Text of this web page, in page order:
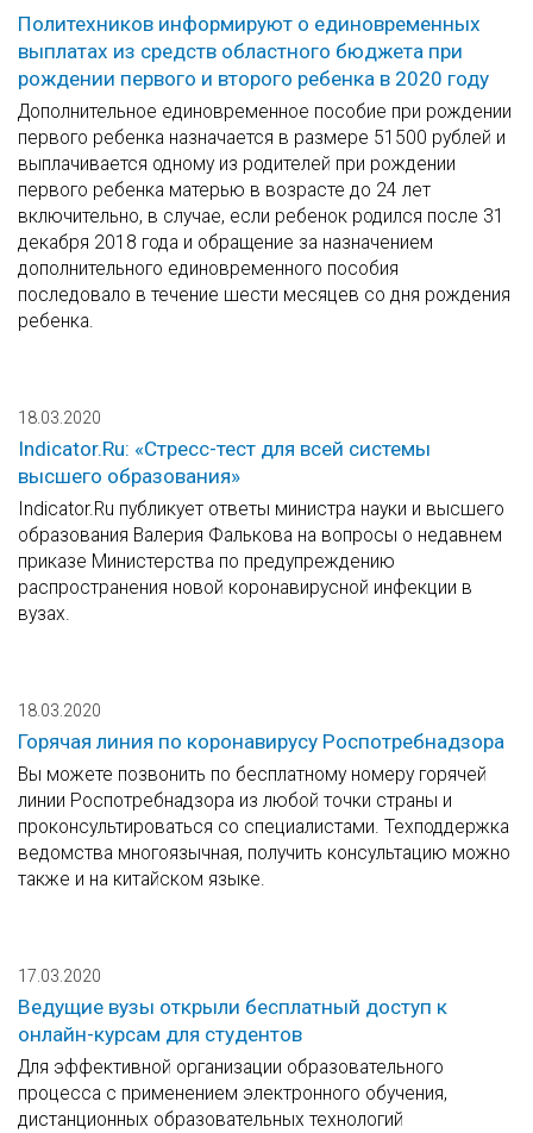
Политехников информируют о единовременных
выплатах из средств областного бюджета при
рождении первого и второго ребенка в 2020 году
Дополнительное единовременное пособие при рождении
первого ребенка назначается в размере 51500 рублей и
выплачивается одному из родителей при рождении
первого ребенка матерью в возрасте до 24 лет
включительно, в случае, если ребенок родился после 31
декабря 2018 года и обращение за назначением
дополнительного единовременного пособия
последовало в течение шести месяцев со дня рождения
ребенка.
18.03.2020
Indicator.Ru: «Стресс-тест для всей системы
высшего образования»
Indicator.Ru публикует ответы министра науки и высшего
образования Валерия Фалькова на вопросы о недавнем
приказе Министерства по предупреждению
распространения новой коронавирусной инфекции в
вузах.
18.03.2020
Горячая линия по коронавирусу Роспотребнадзора
Вы можете позвонить по бесплатному номеру горячей
линии Роспотребнадзора из любой точки страны и
проконсультироваться со специалистами. Техподдержка
ведомства многоязычная, получить консультацию можно
также и на китайском языке.
17.03.2020
Ведущие вузы открыли бесплатный доступ к
онлайн-курсам для студентов
Для эффективной организации образовательного
процесса с применением электронного обучения,
дистанционных образовательных технологий